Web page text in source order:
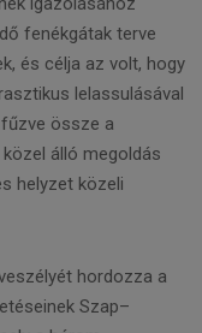
fenékgátak terve
és célja az volt, hogy
lelassulásával
össze a
álló megoldás
helyzet közeli
hordozza a
Szap–